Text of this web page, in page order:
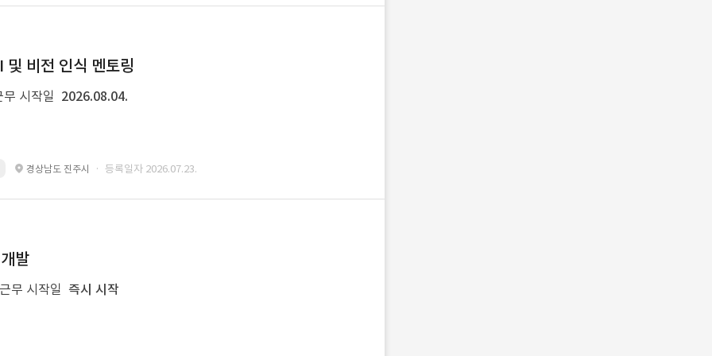
비전 인식 멘토링
무 시작일 2026.08.04.
경상남도 진주시 · 등록일자 2026.07.23.
발
근무 시작일 즉시 시작